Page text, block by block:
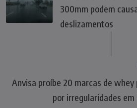
300mm podem
deslizamentos
Anvisa proíbe 20 marcas de
por irregularidades